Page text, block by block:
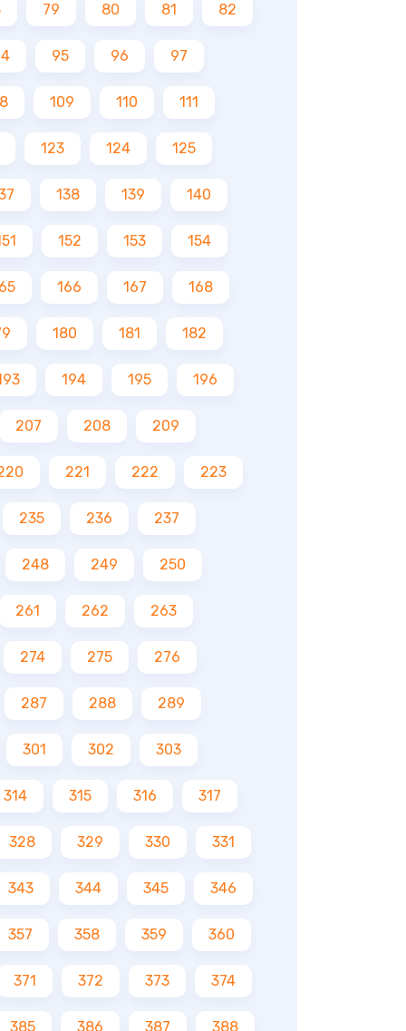
79 80 81 82
95 96 97
109 110 111
123 124 125
138 139 140
152 153 154
166 167 168
180 181 182
194 195 196
207 208 209
221 222 223
235 236 237
248 249 250
261 262 263
274 275 276
287 288 289
301 302 303
314 315 316 317
328 329 330 331
343 344 345 346
357 358 359 360
371 372 373 374
385 386 387 388